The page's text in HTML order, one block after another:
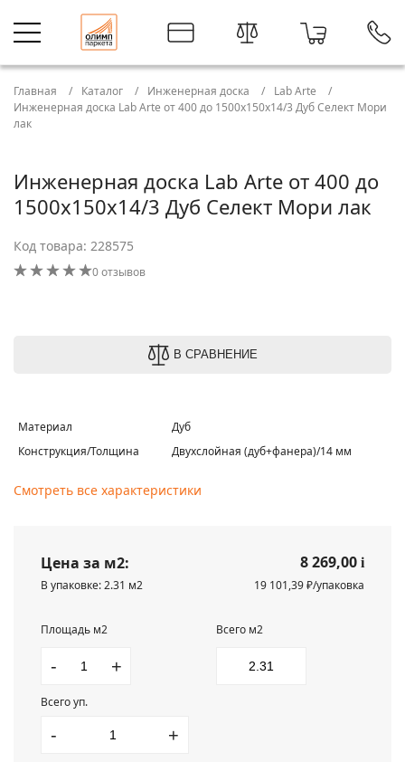
Главная Каталог Инженерная доска
Lab Arte
Инженерная доска Lab Arte от 400 до 1500х150х14/3 Дуб Селект Мори
лак
Инженерная доска Lab Arte от 400 до
1500х150х14/3 Дуб Селект Мори лак
Код товара: 228575
0 отзывов
В СРАВНЕНИЕ
Материал
Дуб
Конструкция/Толщина
Двухслойная (дуб+фанера)/14 мм
Смотреть все характеристики
Цена за м2: 8 269,00 i
В упаковке: 2.31 м2
19 101,39 ₽/упаковка
Площадь м2
- +
Всего м2
Всего уп.
- +